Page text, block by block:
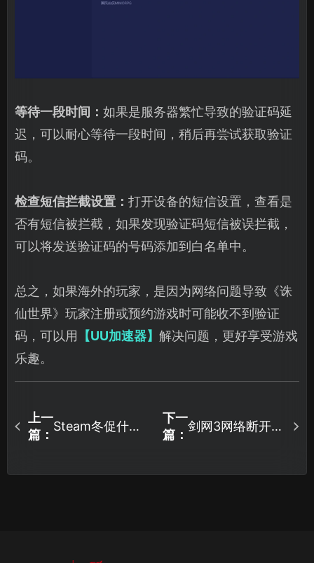
等待一段时间： 如果是服务器繁忙导致的验证码延
迟，可以耐心等待一段时间，稍后再尝试获取验证
码。
检查短信拦截设置： 打开设备的短信设置，查看是
否有短信被拦截，如果发现验证码短信被误拦截，
可以将发送验证码的号码添加到白名单中。
总之，如果海外的玩家，是因为网络问题导致《诛
仙世界》玩家注册或预约游戏时可能收不到验证
码，可以用
【UU加速器】 解决问题，更好享受游戏
乐趣。
上一
篇：
Steam冬促什么
惊人！
下一
篇：
剑网3网络断开重
接！